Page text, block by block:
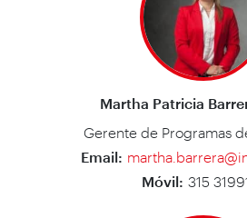
Martha Patricia
Gerente de Programas
Email:
Móvil: 315